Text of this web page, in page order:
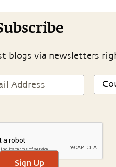
blogs via newsletters
Sign Up